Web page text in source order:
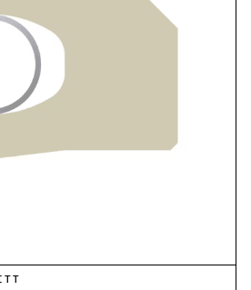
für dynamische Anwendungen
zur Dichtungsauslegung
für Elastomerdichtungen